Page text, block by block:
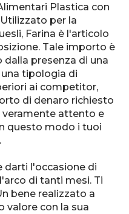
Plastica con
per la
Farina è l'articolo
Tale importo è
presenza di una
tipologia di
ai competitor,
di denaro richiesto
veramente attento e
questo modo i tuoi
darti l'occasione di
di tanti mesi. Ti
bene realizzato a
valore con la sua